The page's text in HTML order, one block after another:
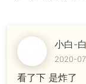
小白-白
2020-
看了下 是炸了